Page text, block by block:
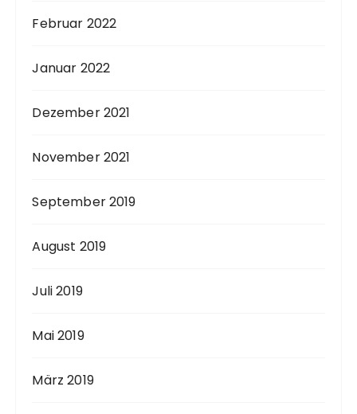
Februar 2022
Januar 2022
Dezember 2021
November 2021
September 2019
August 2019
Juli 2019
Mai 2019
März 2019